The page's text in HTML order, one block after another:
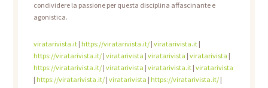
condividere la passione per questa disciplina affascinante e
agonistica.
viratarivista.it| https://viratarivista.it/| viratarivista.it|
https://viratarivista.it/| viratarivista | viratarivista | viratarivista |
https://viratarivista.it/| viratarivista | viratarivista.it| viratarivista
| https://viratarivista.it/| viratarivista | https://viratarivista.it/|